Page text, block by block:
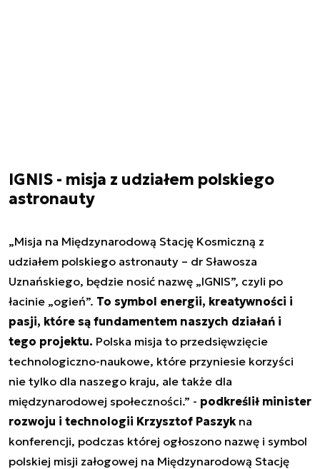
IGNIS - misja z udziałem polskiego
astronauty
„Misja na Międzynarodową Stację Kosmiczną z
udziałem polskiego astronauty – dr Sławosza
Uznańskiego, będzie nosić nazwę „IGNIS”, czyli po
łacinie „ogień”. To symbol energii, kreatywności i
pasji, które są fundamentem naszych działań i
tego projektu. Polska misja to przedsięwzięcie
technologiczno-naukowe, które przyniesie korzyści
nie tylko dla naszego kraju, ale także dla
międzynarodowej społeczności.” - podkreślił minister
rozwoju i technologii Krzysztof Paszyk na
konferencji, podczas której ogłoszono nazwę i symbol
polskiej misji załogowej na Międzynarodową Stację